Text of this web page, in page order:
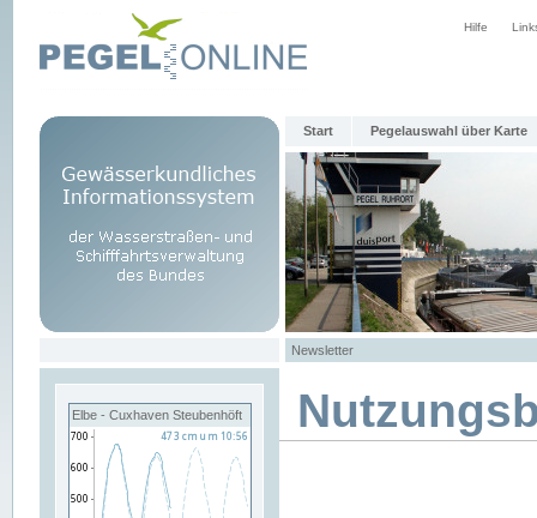
Hilfe
Start Pegelauswahl über Karte
Newsletter
Elbe - Cuxhaven Steubenhöft